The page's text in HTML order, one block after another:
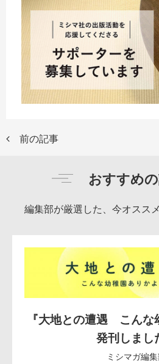
前の記事
おすすめ
編集部が厳選した、今オスス
『大地との遭遇 こんな
発刊しまし
ミシマガ編